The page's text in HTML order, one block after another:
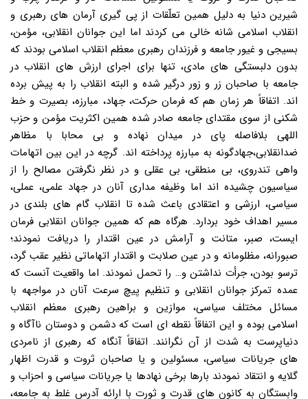
شیرین دنیا به دلیل همین تعلّقات از پی گیری آرمان های رهبری و
انقلاب اسلامی شانه خالی می کردند اما این جوانان انقلابی، مؤمن،
بسیجی و غیور جامعه و فرزندان رهبری معظم انقلاب اسلامی بودند که
بدون دلبستگی های مادی، تنها برای اجرای ارزش های انقلاب در
جامعه با صاحبان زر و زور درگیر شده و البته انقلاب را به پیش برده
اند. اتفاقاً هر زمان هم که فرمان حرکت، جهاد، مبارزه، بصیرت و خط
شکنی از سوی مقتدای جامعه صادر شده همین اکثریت مؤمن و حزب
اللهی بلافاصله پای در میدان نهاده و بی محابا با مظاهر
ضدانقلابی،جهادگونه به مبارزه پرداخته اند. گرچه در این بین اتهامات
واهی تندروی، بی منطقی، بی عقلی و در نظر نگرفتن مصالح را از
سیاسیون چشیده اند اما وظیفه مداری آنان در جهاد علمی، عملی،
سیاسی، ارزشی و اعتقادی باعث شده تا انقلاب گام های بلندی در
مسیر اهداف خود بردارد. هرگاه هم که همین جوانان انقلابی فرمان
ایست، صبر، متانت و آرامش در عین اقتدار را دریافت نمودند؛
صبورانه، مظلومانه و در عین صلابت و اقتدار اتهاماتی نظیر عقب گرد،
ترسو بودن، جرأت نداشتن و… را تحمل نمودند. اما واقعیت آنست که
عمده تمرکز جوانان انقلابی و تنظیم پیچ سرعت آنان در مواجهه با
مسائل مختلف سیاسی، موازین و براهین رهبری معظم انقلاب
اسلامی بوده و این اتفاقاً نقطه ای است که دشمن و دوستان ناآگاه و
دنیاپرست به شدت از آن نگرانند. اتفاقاً آنگاه که رهبری از نامردی
های جریانات سیاسی، مسئولین و یا صاحبان ثروت و قدرت اظهار
گلایه و انتقاد نمودند بارها برخی نهادها یا جریانات سیاسی و احزاب و
وابستگان به کانون های قدرت و ثورت با ارائه آدرس غلط به جامعه،